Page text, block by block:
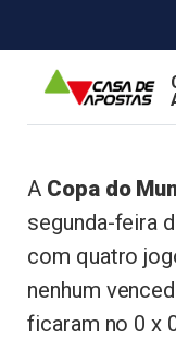
A Copa do
segunda-feira
com quatro
nenhum
ficaram no 0 x